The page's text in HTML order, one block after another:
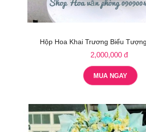
Hộp Hoa Khai Trương Biểu
2,000,000 đ
MUA NGAY